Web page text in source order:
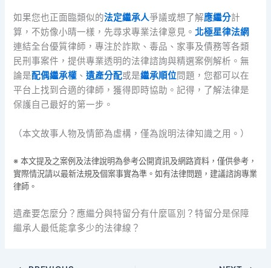
如果您也正面臨類似的法定繼承人爭議或想了解應繼分計
算，不妨像小晴一樣，先尋求專業法律意見。北極星律法網
連結全台優質律師，專注於詐欺、毒品、家事及債務等各類
民刑事案件，提供專業透明的法律諮詢與精選案例解析。無
論是配偶繼承權 、遺產分配或是繼承順位問題，您都可以在
平台上找到合適的律師，獲得即時協助。記得，了解法律是
保護自己最好的第一步。
（本文故事人物及情節為虛構，僅為說明法律知識之用。）
※ 本文提及之案例及法律說明為參考公開資訊及網路資料，僅供參考，
實際情況請以最新法規及個案事實為準。如有法律問題，建議諮詢專業
律師。
遺產要怎麼分？應繼分與特留分有什麼區別？特留分是保障
繼承人最低能拿多少的法律線？